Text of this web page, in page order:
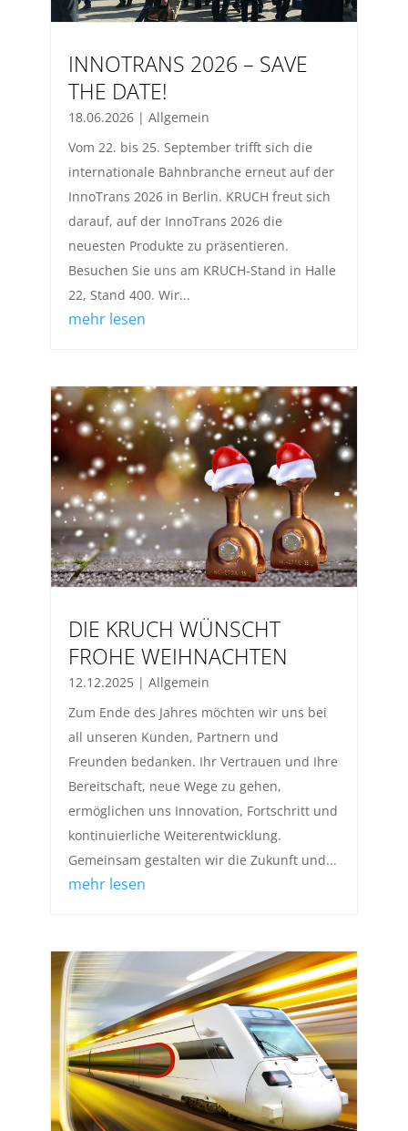
INNOTRANS 2026 – SAVE
THE DATE!
18.06.2026| Allgemein
Vom 22. bis 25. September trifft sich die
internationale Bahnbranche erneut auf der
InnoTrans 2026 in Berlin. KRUCH freut sich
darauf, auf der InnoTrans 2026 die
neuesten Produkte zu präsentieren.
Besuchen Sie uns am KRUCH-Stand in Halle
22, Stand 400. Wir...
mehr lesen
DIE KRUCH WÜNSCHT
FROHE WEIHNACHTEN
12.12.2025| Allgemein
Zum Ende des Jahres möchten wir uns bei
all unseren Kunden, Partnern und
Freunden bedanken. Ihr Vertrauen und Ihre
Bereitschaft, neue Wege zu gehen,
ermöglichen uns Innovation, Fortschritt und
kontinuierliche Weiterentwicklung.
Gemeinsam gestalten wir die Zukunft und...
mehr lesen